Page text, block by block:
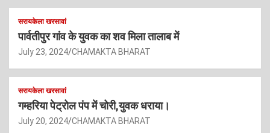
सरायकेला खरसावां
पार्वतीपुर गांव के युवक का शव मिला तालाब में
July 23, 2024 CHAMAKTA BHARAT
सरायकेला खरसावां
गम्हरिया पेट्रोल पंप में चोरी,युवक धराया।
July 20, 2024 CHAMAKTA BHARAT